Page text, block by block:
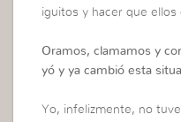
iguitos y hacer que ellos
Oramos, clamamos y
yó y ya cambió esta
Yo, infelizmente, no